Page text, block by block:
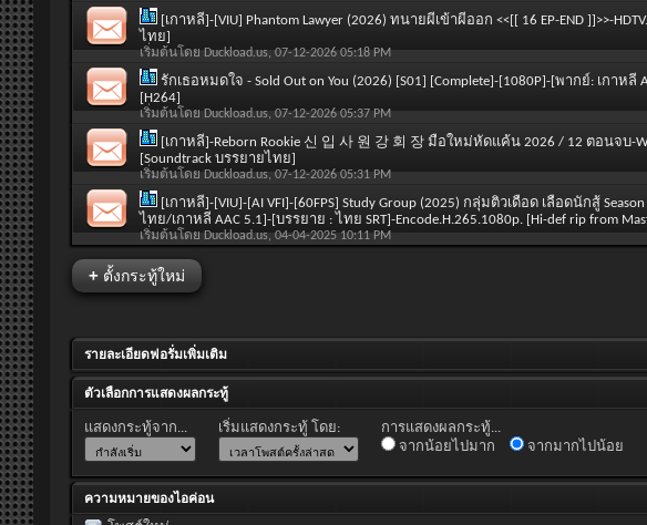
[เกาหลี]-[VIU] Phantom Lawyer (2026) ทนายผีเข้าผีออก <<[[ 16 EP-END ]]>>-
ไทย]
เริ่มต้นโดย Duckload.us, 07-12-2026 05:18 PM
รักเธอหมดใจ - Sold Out on You (2026) [S01] [Complete]-[1080P]-[พากย์: เกาห
[H264]
เริ่มต้นโดย Duckload.us, 07-12-2026 05:37 PM
[เกาหลี]-Reborn Rookie 신 입 사 원 강 회 장 มือใหม่หัดแค้น 2026 / 12 ตอนจบ-
[Soundtrack บรรยายไทย]
เริ่มต้นโดย Duckload.us, 07-12-2026 05:31 PM
[เกาหลี]-[VIU]-[AI VFI]-[60FPS] Study Group (2025) กลุ่มติวเดือด เลือดนักสู้ Season
ไทย/เกาหลี AAC 5.1]-[บรรยาย : ไทย SRT]-Encode.H.265.1080p. [Hi-def rip from
เริ่มต้นโดย Duckload.us, 04-04-2025 10:11 PM
+ ตั้งกระทู้ใหม่
รายละเอียดฟอรั่มเพิ่มเติม
ตัวเลือกการแสดงผลกระทู้
แสดงกระทู้จาก... เริ่มแสดงกระทู้ โดย:
การแสดงผลกระทู้...
จากน้อยไปมาก
จากมากไปน้อย
ความหมายของไอค่อน